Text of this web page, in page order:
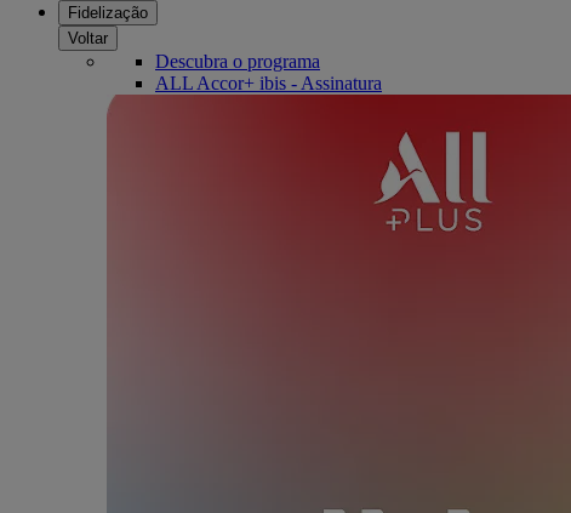
Fidelização
Voltar
Descubra o programa
ALL Accor+ ibis - Assinatura